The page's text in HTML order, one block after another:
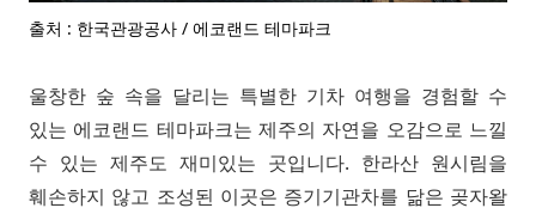
출처 : 한국관광공사 / 에코랜드 테마파크
울창한 숲 속을 달리는 특별한 기차 여행을 경험할 수
있는 에코랜드 테마파크는 제주의 자연을 오감으로 느낄
수 있는 제주도 재미있는 곳입니다. 한라산 원시림을
훼손하지 않고 조성된 이곳은 증기기관차를 닮은 곶자왈